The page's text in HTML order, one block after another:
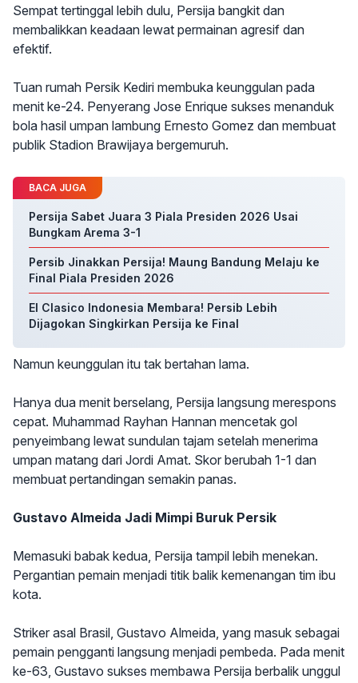
Sempat tertinggal lebih dulu, Persija bangkit dan
membalikkan keadaan lewat permainan agresif dan
efektif.
Tuan rumah Persik Kediri membuka keunggulan pada
menit ke-24. Penyerang Jose Enrique sukses menanduk
bola hasil umpan lambung Ernesto Gomez dan membuat
publik Stadion Brawijaya bergemuruh.
BACA JUGA
Persija Sabet Juara 3 Piala Presiden 2026 Usai
Bungkam Arema 3-1
Persib Jinakkan Persija! Maung Bandung Melaju ke
Final Piala Presiden 2026
El Clasico Indonesia Membara! Persib Lebih
Dijagokan Singkirkan Persija ke Final
Namun keunggulan itu tak bertahan lama.
Hanya dua menit berselang, Persija langsung merespons
cepat. Muhammad Rayhan Hannan mencetak gol
penyeimbang lewat sundulan tajam setelah menerima
umpan matang dari Jordi Amat. Skor berubah 1-1 dan
membuat pertandingan semakin panas.
Gustavo Almeida Jadi Mimpi Buruk Persik
Memasuki babak kedua, Persija tampil lebih menekan.
Pergantian pemain menjadi titik balik kemenangan tim ibu
kota.
Striker asal Brasil, Gustavo Almeida, yang masuk sebagai
pemain pengganti langsung menjadi pembeda. Pada menit
ke-63, Gustavo sukses membawa Persija berbalik unggul